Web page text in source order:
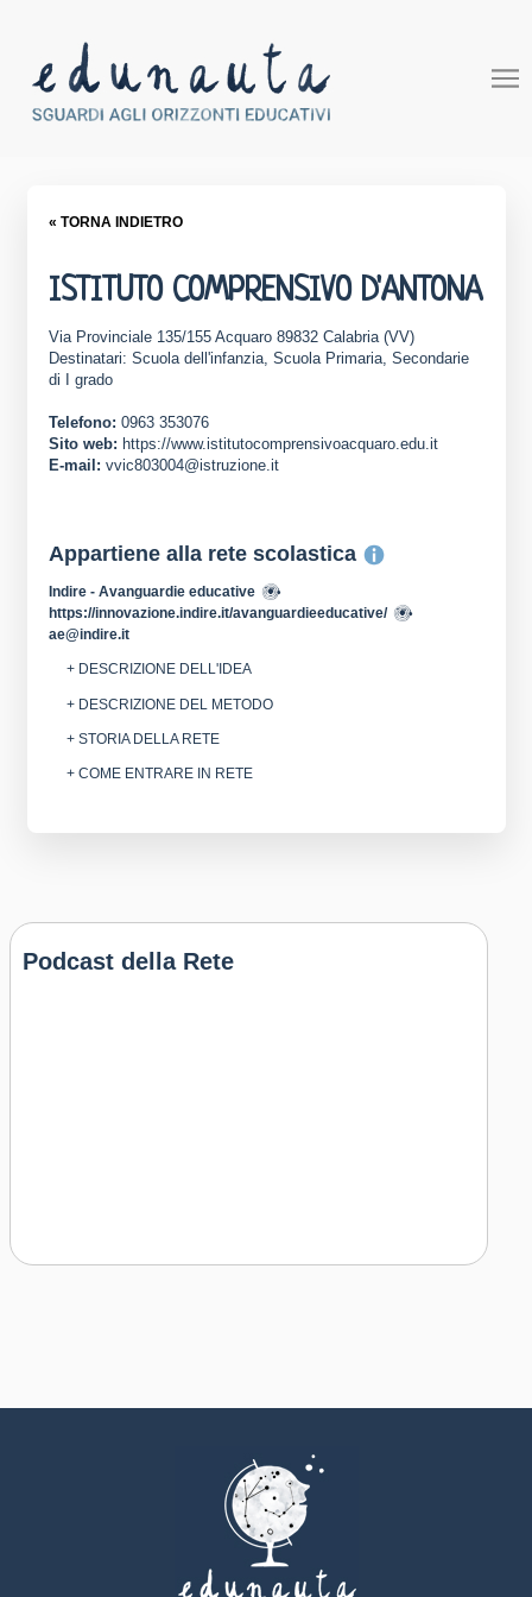
« TORNA INDIETRO
ISTITUTO COMPRENSIVO D'ANTONA
Via Provinciale 135/155 Acquaro 89832 Calabria (VV)
Destinatari: Scuola dell'infanzia, Scuola Primaria, Secondarie
di I grado
Telefono: 0963 353076
Sito web: https://www.istitutocomprensivoacquaro.edu.it
E-mail: vvic803004@istruzione.it
Appartiene alla rete scolastica
Indire - Avanguardie educative
https://innovazione.indire.it/avanguardieeducative/
ae@indire.it
+ DESCRIZIONE DELL'IDEA
+ DESCRIZIONE DEL METODO
+ STORIA DELLA RETE
+ COME ENTRARE IN RETE
Podcast della Rete